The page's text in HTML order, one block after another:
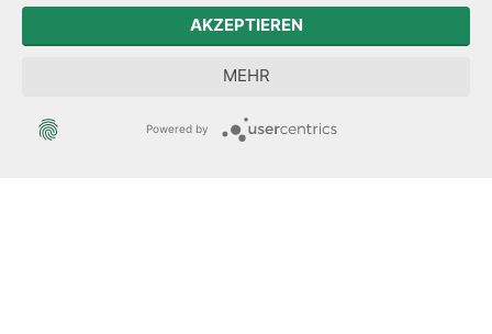
Der Sächsische Integrationsbeauftragte
Sächsische Landesbeauftragte zur Aufarbeitung der SED-
AKZEPTIEREN
MEHR
Powered by